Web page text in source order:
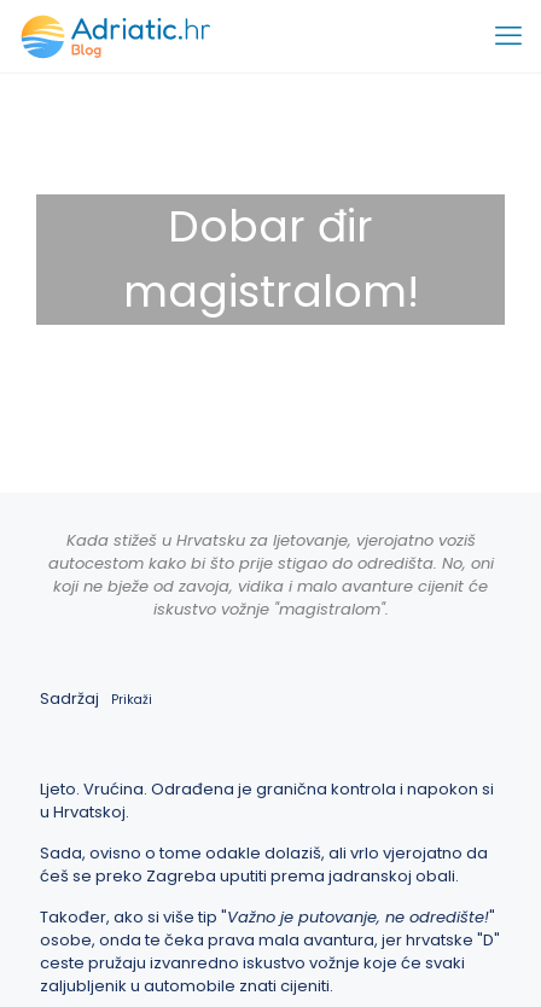
Dobar đir
magistralom!
Kada stižeš u Hrvatsku za ljetovanje, vjerojatno voziš
autocestom kako bi što prije stigao do odredišta. No, oni
koji ne bježe od zavoja, vidika i malo avanture cijenit će
iskustvo vožnje "magistralom".
Sadržaj Prikaži
Ljeto. Vrućina. Odrađena je granična kontrola i napokon si
u Hrvatskoj.
Sada, ovisno o tome odakle dolaziš, ali vrlo vjerojatno da
ćeš se preko Zagreba uputiti prema jadranskoj obali.
Također, ako si više tip "Važno je putovanje, ne odredište!"
osobe, onda te čeka prava mala avantura, jer hrvatske "D"
ceste pružaju izvanredno iskustvo vožnje koje će svaki
zaljubljenik u automobile znati cijeniti.